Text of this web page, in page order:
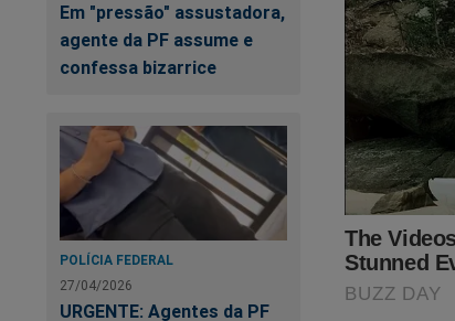
Em "pressão" assustadora,
agente da PF assume e
confessa bizarrice
POLÍCIA FEDERAL
27/04/2026
URGENTE: Agentes da PF
Nas últimas
realidade. A
ter limites! O
aquele pleito